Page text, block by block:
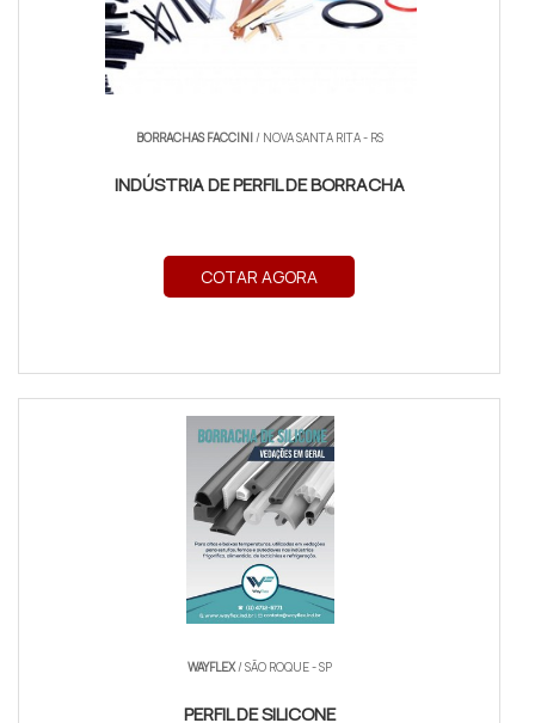
BORRACHAS FACCINI/ NOVA SANTA RITA - RS
INDÚSTRIA DE PERFIL DE BORRACHA
COTAR AGORA
WAYFLEX/ SÃO ROQUE - SP
PERFIL DE SILICONE